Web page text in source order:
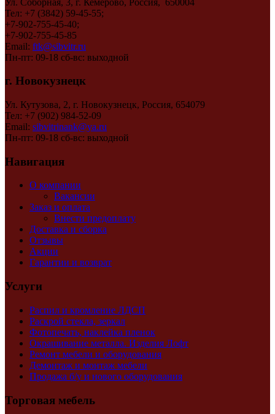
Тел: +7 (3842) 59-45-55;
+7-902-755-45-40;
+7-902-755-45-85
Email: ftk@sibvitr.ru
Пн-пт: 09-18 сб-вс: выходной
г. Новокузнецк
Ул. Кутузова, 2, г. Новокузнецк, Россия, 654079
Тел: +7 (902) 984-52-09
Email: sibvitrinank@ya.ru
Пн-пт: 09-18 сб-вс: выходной
Навигация
О компании
Вакансии
Заказ и оплата
Внести предоплату
Доставка и сборка
Отзывы
Акции
Гарантии и возврат
Услуги
Распил и кромление ЛДСП
Раскрой стекла, зеркал
Фотопечать, наклейка пленок
Окрашивание металла. Изделия Лофт
Ремонт мебели и оборудования
Демонтаж и монтаж мебели
Продажа б/у и нового оборудования
Торговая мебель